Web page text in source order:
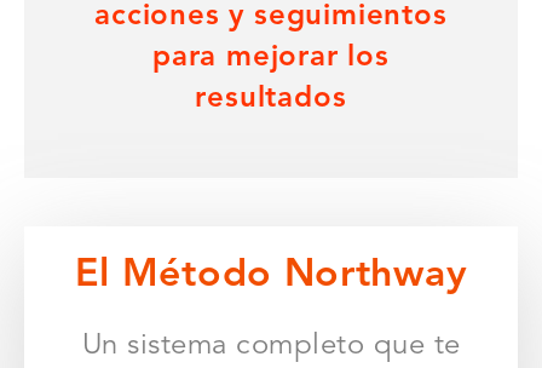
acciones y seguimientos
para mejorar los
resultados
El Método Northway
Un sistema completo que te